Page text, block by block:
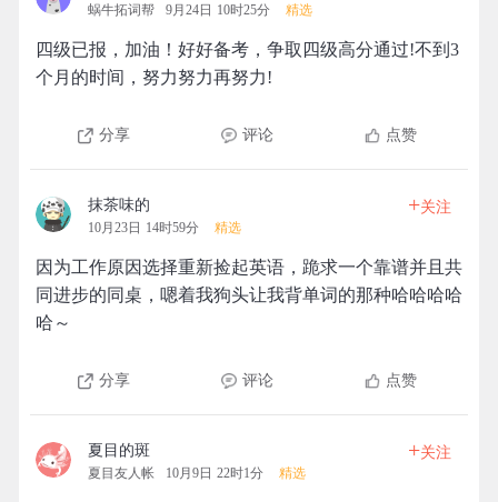
蜗牛拓词帮 9月24日 10时25分 精选
四级已报，加油！好好备考，争取四级高分通过!不到3
个月的时间，努力努力再努力!
分享 评论 点赞
抹茶味的
10月23日 14时59分 精选
+关注
因为工作原因选择重新捡起英语，跪求一个靠谱并且共
同进步的同桌，嗯着我狗头让我背单词的那种哈哈哈哈
哈～
分享 评论 点赞
夏目的斑
夏目友人帐 10月9日 22时1分 精选
+关注